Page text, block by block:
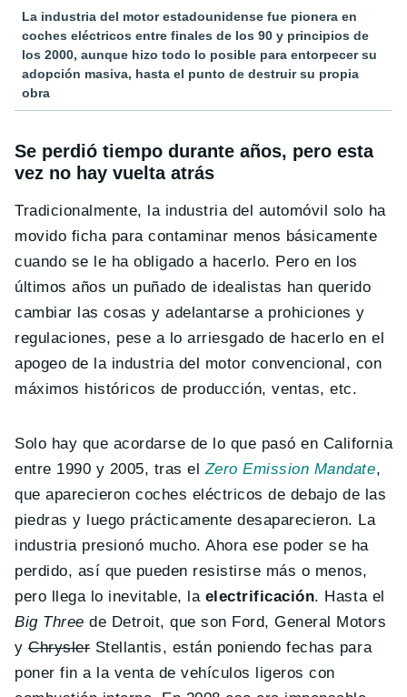
La industria del motor estadounidense fue pionera en
coches eléctricos entre finales de los 90 y principios de
los 2000, aunque hizo todo lo posible para entorpecer su
adopción masiva, hasta el punto de destruir su propia
obra
Se perdió tiempo durante años, pero esta
vez no hay vuelta atrás
Tradicionalmente, la industria del automóvil solo ha
movido ficha para contaminar menos básicamente
cuando se le ha obligado a hacerlo. Pero en los
últimos años un puñado de idealistas han querido
cambiar las cosas y adelantarse a prohiciones y
regulaciones, pese a lo arriesgado de hacerlo en el
apogeo de la industria del motor convencional, con
máximos históricos de producción, ventas, etc.
Solo hay que acordarse de lo que pasó en California
entre 1990 y 2005, tras elZero Emission Mandate,
que aparecieron coches eléctricos de debajo de las
piedras y luego prácticamente desaparecieron. La
industria presionó mucho. Ahora ese poder se ha
perdido, así que pueden resistirse más o menos,
pero llega lo inevitable, la electrificación. Hasta el
Big Three de Detroit, que son Ford, General Motors
yChryslerStellantis, están poniendo fechas para
poner fin a la venta de vehículos ligeros con